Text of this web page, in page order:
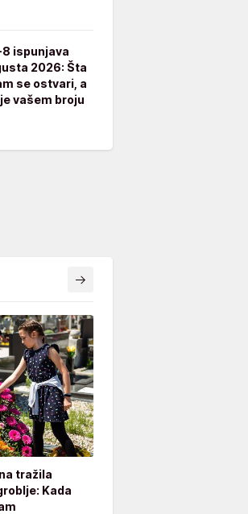
ispunjava
2026: Šta
se ostvari, a
vašem broju
tražila
Kada